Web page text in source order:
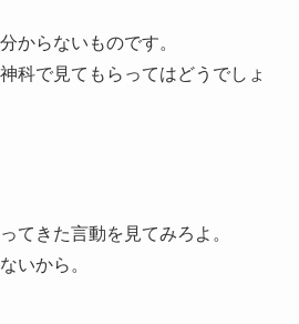
からないものです。
科で見てもらってはどうでしょ
てきた言動を見てみろよ。
いから。